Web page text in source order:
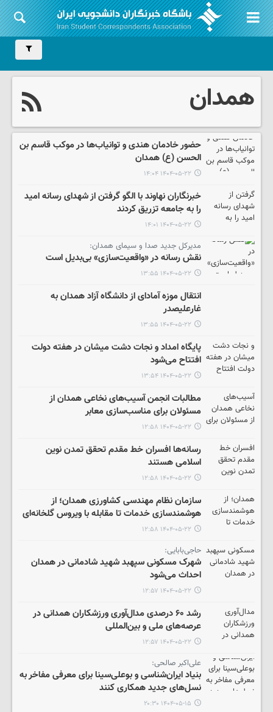
همدان
حضور خادمان هندی و توانیاب‌ها در موکب قاسم بن
الحسن (ع) همدان
۱۴۰۴-۰۵-۲۲ ۱۴:۰۴
خبرنگاران نهاوند با الگو گرفتن از شهدای رسانه امید
را به جامعه تزریق کردند
۱۴۰۴-۰۵-۲۲ ۱۴:۰۱
مدیرکل جدید صدا و سیمای همدان:
نقش رسانه در «واقعیت‌سازی» بی‌بدیل است
۱۴۰۴-۰۵-۲۲ ۱۳:۵۵
انتقال موزه آمادای از دانشگاه آزاد همدان به
غارعلیصدر
۱۴۰۴-۰۵-۲۲ ۱۳:۵۵
پایگاه امداد و نجات دشت میشان در هفته دولت
افتتاح می‌شود
۱۴۰۴-۰۵-۲۲ ۱۳:۵۴
مطالبات انجمن آسیب‌های نخاعی همدان از
مسئولان برای مناسب‌سازی معابر
۱۴۰۴-۰۵-۲۲ ۱۲:۵۸
رسانه‌ها افسران خط مقدم تحقق تمدن نوین
اسلامی هستند
۱۴۰۴-۰۵-۲۲ ۱۲:۵۸
سازمان نظام مهندسی کشاورزی همدان؛ از
هوشمندسازی خدمات تا مقابله با ویروس گلخانه‌ای
۱۴۰۴-۰۵-۲۲ ۱۲:۵۸
حاجی‌بابایی:
شهرک مسکونی سپهبد شهید شادمانی در همدان
احداث می‌شود
۱۴۰۴-۰۵-۲۲ ۱۲:۵۷
رشد ۶۰ درصدی مدال‌آوری ورزشکاران همدانی در
عرصه‌های ملی و بین‌المللی
۱۴۰۴-۰۵-۲۲ ۱۲:۵۷
علی‌اکبر صالحی:
بنیاد ایران‌شناسی و بوعلی‌سینا برای معرفی مفاخر به
نسل‌های جدید همکاری کنند
۱۴۰۴-۰۵-۱۵ ۲۰:۳۰